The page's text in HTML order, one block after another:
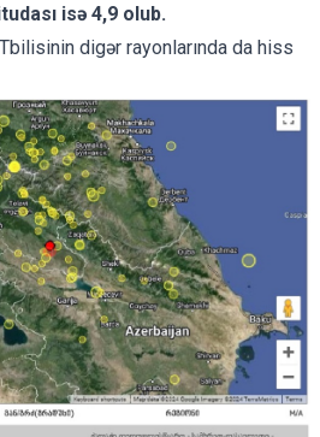
isə 4,9 olub.
digər rayonlarında da hiss